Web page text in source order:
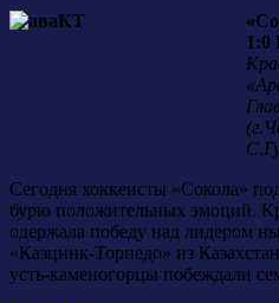
1:0
Сегодня хоккеисты «Сокола»
бурю положительных эмоций.
одержала победу над лидером
«Казцинк-Торпедо» из
усть-каменогорцы побеждали